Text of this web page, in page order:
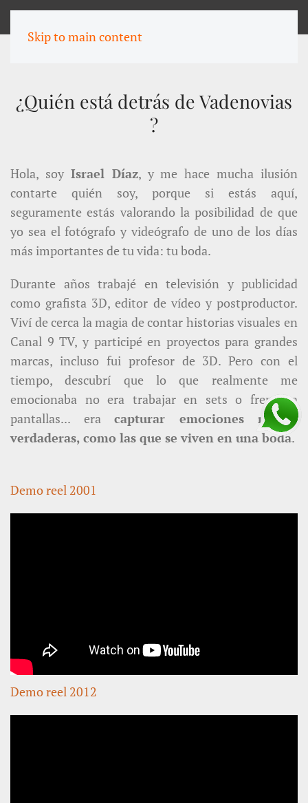
Skip to main content
¿Quién está detrás de Vadenovias
?
Hola, soy Israel Díaz, y me hace mucha ilusión
contarte quién soy, porque si estás aquí,
seguramente estás valorando la posibilidad de que
yo sea el fotógrafo y videógrafo de uno de los días
más importantes de tu vida: tu boda.
Durante años trabajé en televisión y publicidad
como grafista 3D, editor de vídeo y postproductor.
Viví de cerca la magia de contar historias visuales en
Canal 9 TV, y participé en proyectos para grandes
marcas, incluso fui profesor de 3D. Pero con el
tiempo, descubrí que lo que realmente me
emocionaba no era trabajar en sets o frente a
pantallas... era capturar emociones reales,
verdaderas, como las que se viven en una boda.
Demo reel 2001
Demo reel 2012